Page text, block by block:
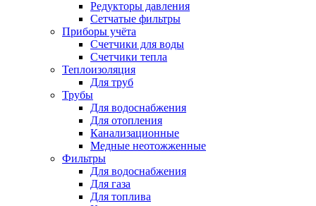
Редукторы давления
Сетчатые фильтры
Приборы учёта
Счетчики для воды
Счетчики тепла
Теплоизоляция
Для труб
Трубы
Для водоснабжения
Для отопления
Канализационные
Медные неотожженные
Фильтры
Для водоснабжения
Для газа
Для топлива